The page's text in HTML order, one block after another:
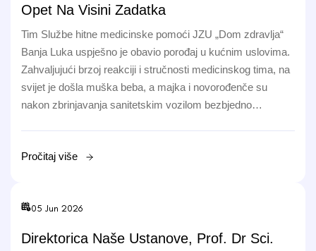
Opet Na Visini Zadatka
Tim Službe hitne medicinske pomoći JZU „Dom zdravlja“
Banja Luka uspješno je obavio porođaj u kućnim uslovima.
Zahvaljujući brzoj reakciji i stručnosti medicinskog tima, na
svijet je došla muška beba, a majka i novorođenče su
nakon zbrinjavanja sanitetskim vozilom bezbjedno…
Pročitaj više
05 Jun 2026
Direktorica Naše Ustanove, Prof. Dr Sci.